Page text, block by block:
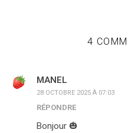
4
MANEL
28 OCTOBRE 2025 À 07:03
RÉPONDRE
Bonjour 🎃